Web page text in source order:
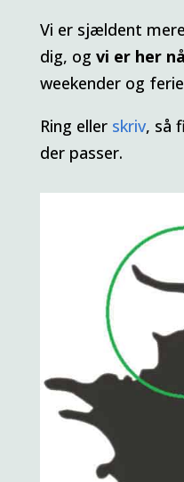
Vi er sjældent
dig, og vi er her
weekender og
Ring eller skriv, så
der passer.